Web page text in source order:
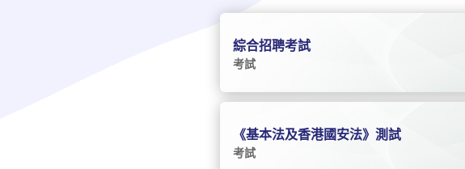
綜合招聘考試
考試
《基本法及香港國安法》測試
考試